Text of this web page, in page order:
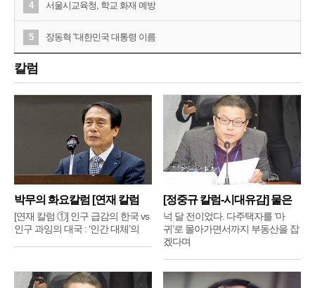
4 서울시교육청, 학교 화재 예방
5 장동혁 “대한민국 대통령 이름
칼럼
박무의 화요칼럼 [연재 칼럼
①]
[연재 칼럼 ①] 인구 급감의 한국 vs
인구 과잉의 대국 : ‘인간 대체’의
[정중규 칼럼-시대유감] 물은
배
넉 달 전이었다. 다주택자를 ‘마
귀’로 몰아가면서까지 부동산을 잡
겠다며